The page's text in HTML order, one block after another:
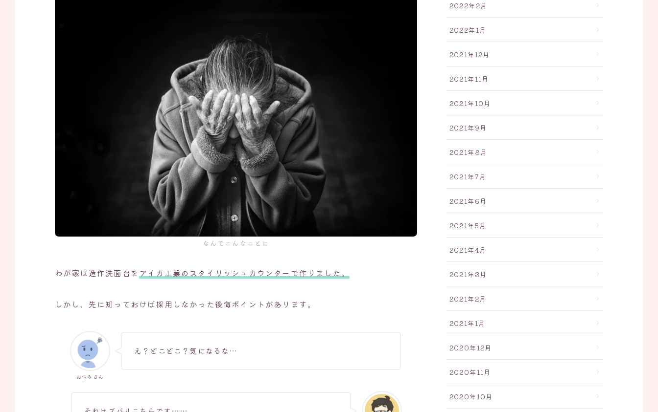
なんでこんなことに
わが家は造作洗面台を アイカ工業のスタイリッシュカウンターで作りました。
しかし、先に知っておけば採用しなかった後悔ポイントがあります。
お悩みさん
え？どこどこ？気になるな…
2022年2月
2022年1月
2021年12月
2021年11月
2021年10月
2021年9月
2021年8月
2021年7月
2021年6月
2021年5月
2021年4月
2021年3月
2021年2月
2021年1月
2020年12月
2020年11月
2020年10月